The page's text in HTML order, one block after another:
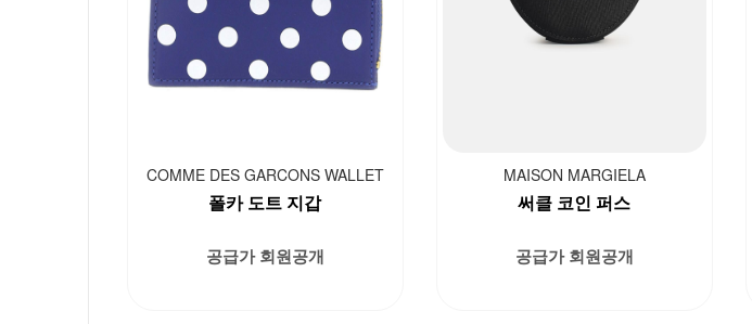
COMME DES GARCONS WALLET
폴카 도트 지갑
공급가 회원공개
MAISON MARGIELA
써클 코인 퍼스
공급가 회원공개